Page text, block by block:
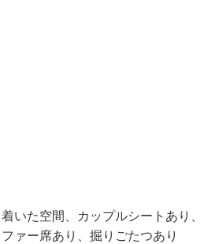
いた空間、カップルシートあり、
ァー席あり、掘りごたつあり